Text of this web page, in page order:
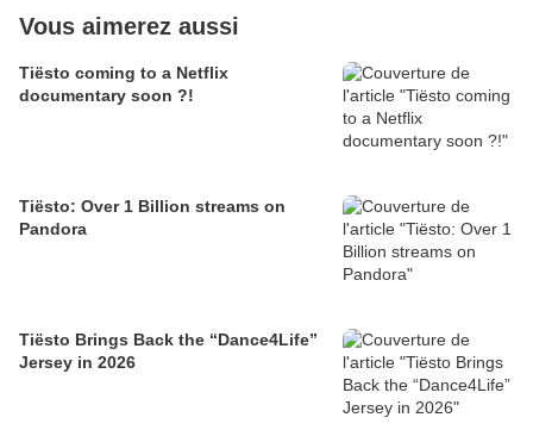
Vous aimerez aussi
Tiësto coming to a Netflix
documentary soon ?!
Tiësto: Over 1 Billion streams on
Pandora
Tiësto Brings Back the “Dance4Life”
Jersey in 2026